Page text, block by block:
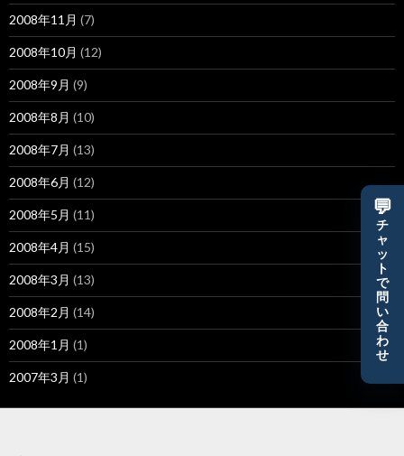
2008年11月 (7)
2008年10月 (12)
2008年9月 (9)
2008年8月 (10)
2008年7月 (13)
2008年6月 (12)
2008年5月 (11)
2008年4月 (15)
2008年3月 (13)
2008年2月 (14)
2008年1月 (1)
2007年3月 (1)
💬
チ
ャ
ッ
ト
で
問
い
合
わ
せ